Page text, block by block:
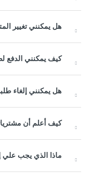
هل يمكنني تغيير
كيف يمكنني الدفع
هل يمكنني إلغاء
كيف أعلم أن
ماذا الذي يجب علي